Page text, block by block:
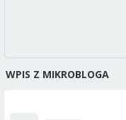
WPIS Z MIKROBLOGA